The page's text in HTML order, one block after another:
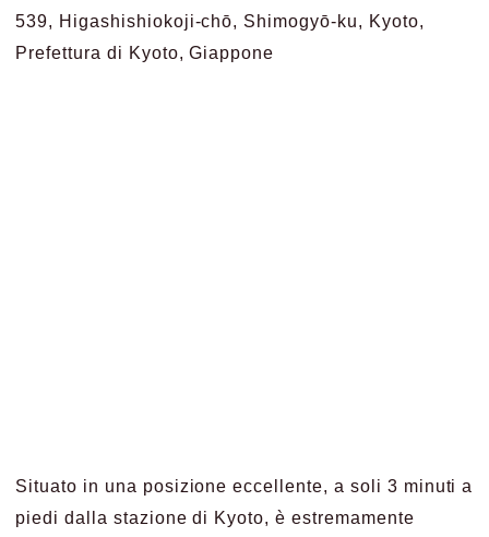
539, Higashishiokoji-chō, Shimogyō-ku, Kyoto,
Prefettura di Kyoto, Giappone
Situato in una posizione eccellente, a soli 3 minuti a
piedi dalla stazione di Kyoto, è estremamente